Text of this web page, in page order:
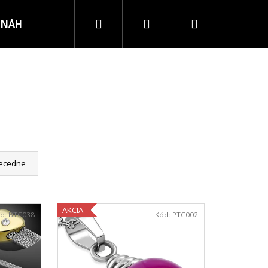
NÁHRDELNÍKY PRSTENE
Hľadať PrihlásenieNákupný
BTC038 AKCIA Kód: PTC002
OCELE